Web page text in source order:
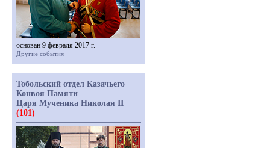
основан 9 февраля 2017 г.
Другие события
Тобольский отдел Казачьего
Конвоя Памяти
Царя Мученика Николая II
(101)